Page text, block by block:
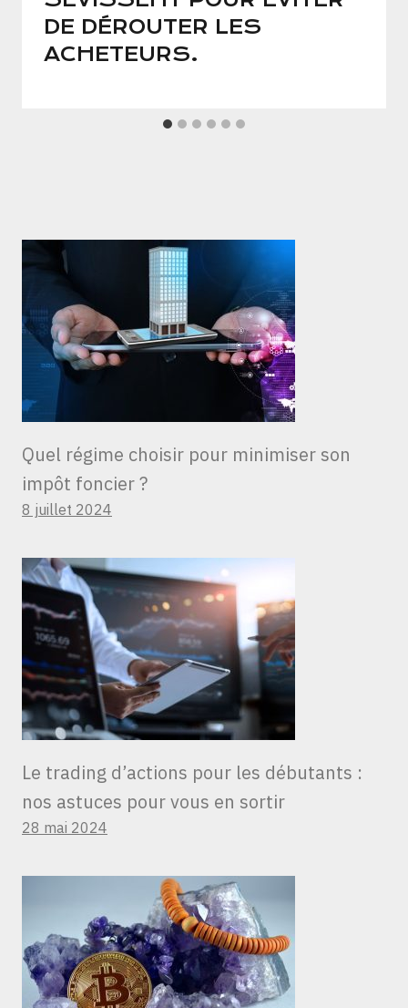
DE DÉROUTER LES
ACHETEURS.
Quel régime choisir pour minimiser son
impôt foncier ?
8 juillet 2024
Le trading d’actions pour les débutants :
nos astuces pour vous en sortir
28 mai 2024